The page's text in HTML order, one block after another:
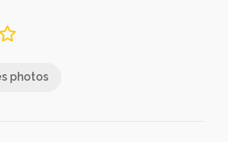
photos